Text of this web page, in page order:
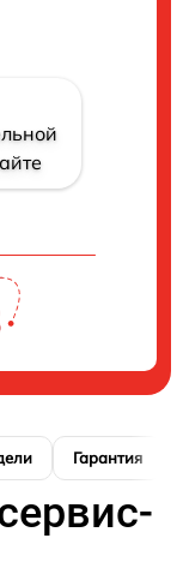
Гарантия